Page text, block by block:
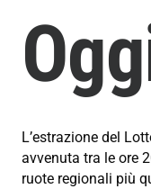
L’estrazione del
avvenuta tra le ore
ruote regionali più